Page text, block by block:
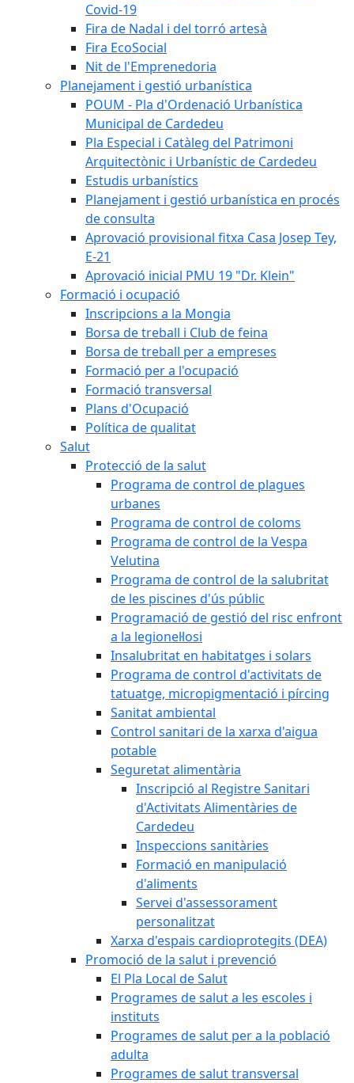
Covid-19
Fira de Nadal i del torró artesà
Fira EcoSocial
Nit de l'Emprenedoria
Planejament i gestió urbanística
POUM - Pla d'Ordenació Urbanística
Municipal de Cardedeu
Pla Especial i Catàleg del Patrimoni
Arquitectònic i Urbanístic de Cardedeu
Estudis urbanístics
Planejament i gestió urbanística en procés
de consulta
Aprovació provisional fitxa Casa Josep Tey,
E-21
Aprovació inicial PMU 19 "Dr. Klein"
Formació i ocupació
Inscripcions a la Mongia
Borsa de treball i Club de feina
Borsa de treball per a empreses
Formació per a l'ocupació
Formació transversal
Plans d'Ocupació
Política de qualitat
Salut
Protecció de la salut
Programa de control de plagues
urbanes
Programa de control de coloms
Programa de control de la Vespa
Velutina
Programa de control de la salubritat
de les piscines d'ús públic
Programació de gestió del risc enfront
a la legionel·losi
Insalubritat en habitatges i solars
Programa de control d'activitats de
tatuatge, micropigmentació i pírcing
Sanitat ambiental
Control sanitari de la xarxa d'aigua
potable
Seguretat alimentària
Inscripció al Registre Sanitari
d'Activitats Alimentàries de
Cardedeu
Inspeccions sanitàries
Formació en manipulació
d'aliments
Servei d'assessorament
personalitzat
Xarxa d'espais cardioprotegits (DEA)
Promoció de la salut i prevenció
El Pla Local de Salut
Programes de salut a les escoles i
instituts
Programes de salut per a la població
adulta
Programes de salut transversal